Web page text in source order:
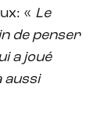
« Le
de penser
a joué
aussi